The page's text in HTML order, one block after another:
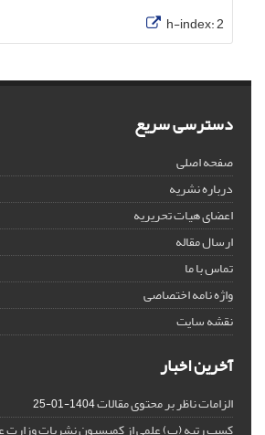
h-index:2
دسترسی سریع
صفحه اصلی
درباره نشریه
اعضای هیات تحریریه
ارسال مقاله
تماس با ما
واژه نامه اختصاصی
نقشه سایت
آخرین اخبار
الزامات ناظر بر محتوی مقالات1404-01-25